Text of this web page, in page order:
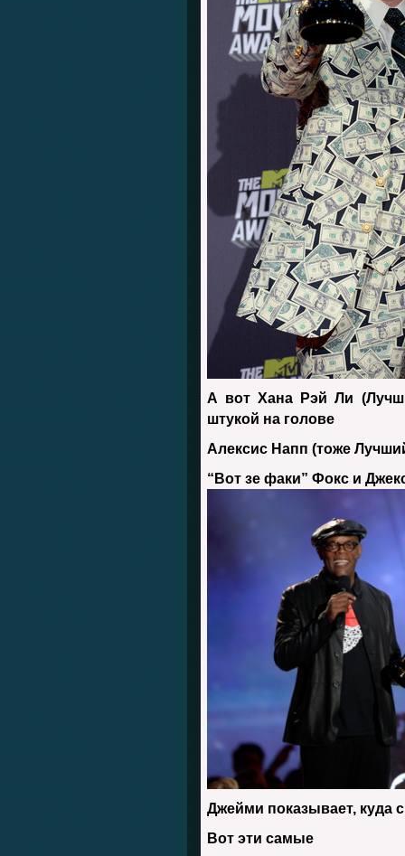
А вот Хана Рэй Ли
штукой на голове
Алексис Напп (тоже
“Вот зе факи” Фокс и
Джейми показывает, куда
Вот эти самые